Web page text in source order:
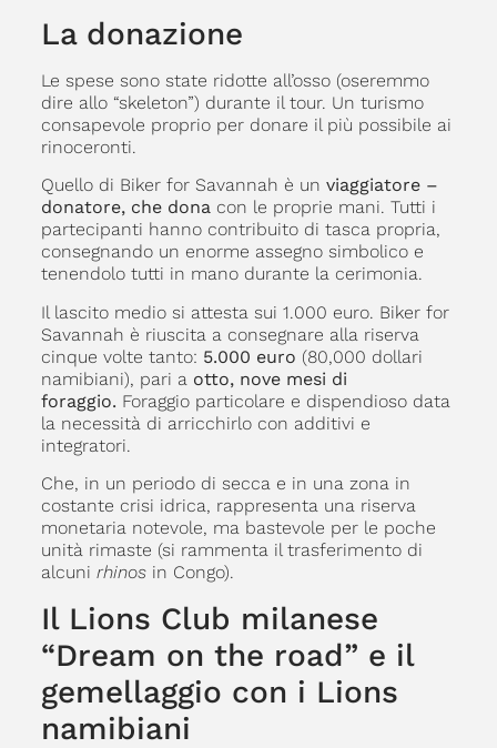
La donazione
Le spese sono state ridotte all’osso (oseremmo
dire allo “skeleton”) durante il tour. Un turismo
consapevole proprio per donare il più possibile ai
rinoceronti.
Quello di Biker for Savannah è un viaggiatore –
donatore, che donacon le proprie mani. Tutti i
partecipanti hanno contribuito di tasca propria,
consegnando un enorme assegno simbolico e
tenendolo tutti in mano durante la cerimonia.
Il lascito medio si attesta sui 1.000 euro. Biker for
Savannah è riuscita a consegnare alla riserva
cinque volte tanto: 5.000 euro (80,000 dollari
namibiani), pari a otto, nove mesi di
foraggio. Foraggio particolare e dispendioso data
la necessità di arricchirlo con additivi e
integratori.
Che, in un periodo di secca e in una zona in
costante crisi idrica, rappresenta una riserva
monetaria notevole, ma bastevole per le poche
unità rimaste (si rammenta il trasferimento di
alcuni rhinosin Congo).
Il Lions Club milanese
“Dream on the road” e il
gemellaggio con i Lions
namibiani